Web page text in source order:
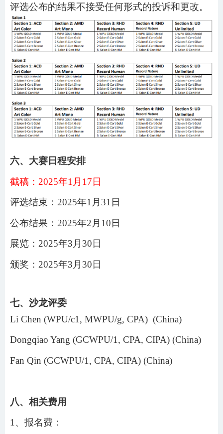
评选公布的结果不接受任何形式的投诉和更改。
六、大赛日程安排
截稿： 2025年1月17日
评选结束： 2025年1月31日
公布结果： 2025年2月10日
展览： 2025年3月30日
颁奖： 2025年3月30日
七、沙龙评委
Li Chen (WPU/c1, MWPU/g, CPA) (China)
Dongqiao Yang (GCWPU/1, CPA, CIPA) (China)
Fan Qin (GCWPU/1, CPA, CIPA) (China)
八、相关费用
1、报名费：